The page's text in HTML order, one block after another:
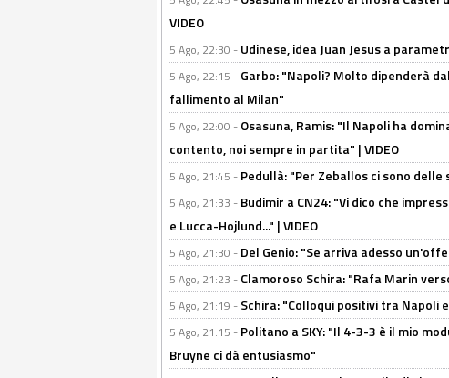
VIDEO
5 Ago, 22:30 - Udinese, idea Juan Jesus a
5 Ago, 22:15 - Garbo: "Napoli? Molto dipenderà
fallimento al Milan"
5 Ago, 22:00 - Osasuna, Ramis: "Il Napoli ha
contento, noi sempre in partita" | VIDEO
5 Ago, 21:45 - Pedullà: "Per Zeballos ci sono delle
5 Ago, 21:33 - Budimir a CN24: "Vi dico che
e Lucca-Hojlund..." | VIDEO
5 Ago, 21:30 - Del Genio: "Se arriva adesso
5 Ago, 21:23 - Clamoroso Schira: "Rafa Marin
5 Ago, 21:19 - Schira: "Colloqui positivi tra Napoli
5 Ago, 21:15 - Politano a SKY: "Il 4-3-3 è il mio
Bruyne ci dà entusiasmo"